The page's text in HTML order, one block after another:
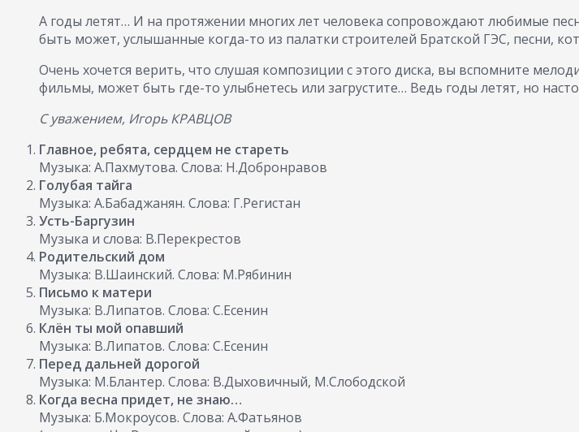
А годы летят… И на протяжении многих лет человека сопровождают любимые
быть может, услышанные когда-то из палатки строителей Братской ГЭС, песни,
Очень хочется верить, что слушая композиции с этого диска, вы вспомните
фильмы, может быть где-то улыбнетесь или загрустите… Ведь годы летят, но
С уважением, Игорь КРАВЦОВ
Главное, ребята, сердцем не стареть
Музыка: А.Пахмутова. Слова: Н.Добронравов
Голубая тайга
Музыка: А.Бабаджанян. Слова: Г.Регистан
Усть-Баргузин
Музыка и слова: В.Перекрестов
Родительский дом
Музыка: В.Шаинский. Слова: М.Рябинин
Письмо к матери
Музыка: В.Липатов. Слова: С.Есенин
Клён ты мой опавший
Музыка: В.Липатов. Слова: С.Есенин
Перед дальней дорогой
Музыка: М.Блантер. Слова: В.Дыховичный, М.Слободской
Когда весна придет, не знаю…
Музыка: Б.Мокроусов. Слова: А.Фатьянов